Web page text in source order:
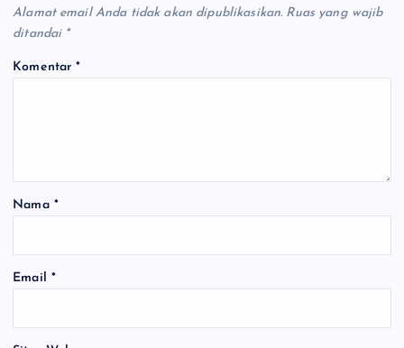
Alamat email Anda tidak akan dipublikasikan. Ruas yang wajib
ditandai *
Komentar*
Nama *
Email *